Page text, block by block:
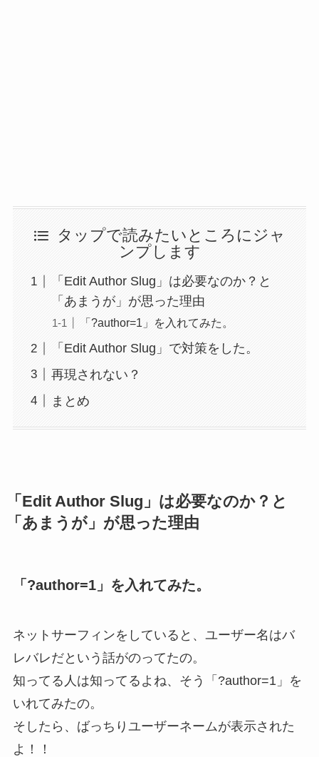
タップで読みたいところにジャ
ンプします
「Edit Author Slug」は必要なのか？と
「あまうが」が思った理由
「?author=1」を入れてみた。
「Edit Author Slug」で対策をした。
再現されない？
まとめ
「Edit Author Slug」は必要なのか？と
「あまうが」が思った理由
「?author=1」を入れてみた。
ネットサーフィンをしていると、ユーザー名はバ
レバレだという話がのってたの。
知ってる人は知ってるよね、そう「?author=1」を
いれてみたの。
そしたら、ばっちりユーザーネームが表示された
よ！！